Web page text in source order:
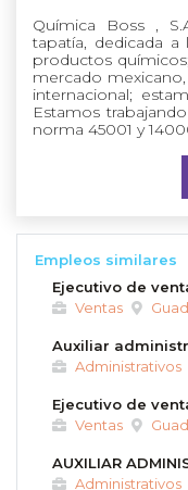
Química Boss ,
tapatía, dedicada
productos
mercado
internacional;
Estamos
norma 45001 y
Empleos similares
Ejecutivo de
Ventas
Auxiliar
Administrativos
Ejecutivo de
Ventas
AUXILIAR
Administrativos